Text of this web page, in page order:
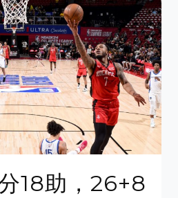
18助，26+8